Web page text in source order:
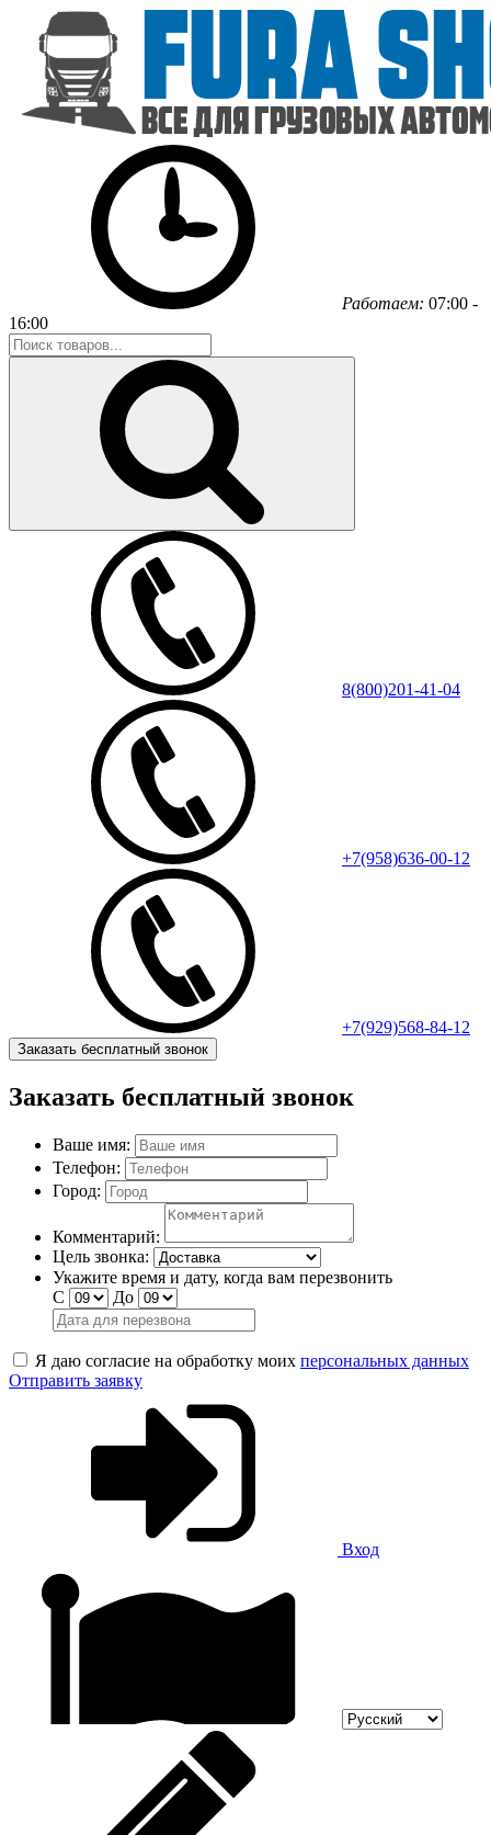
Работаем: 07:00 -
16:00
8(800)201-41-04
+7(958)636-00-12
+7(929)568-84-12
Заказать бесплатный звонок
Заказать бесплатный звонок
Ваше имя:
Телефон:
Город:
Комментарий:
Цель звонка:
Укажите время и дату, когда вам перезвонить
С
До
Я даю согласие на обработку моих персональных данных
Отправить заявку
Вход